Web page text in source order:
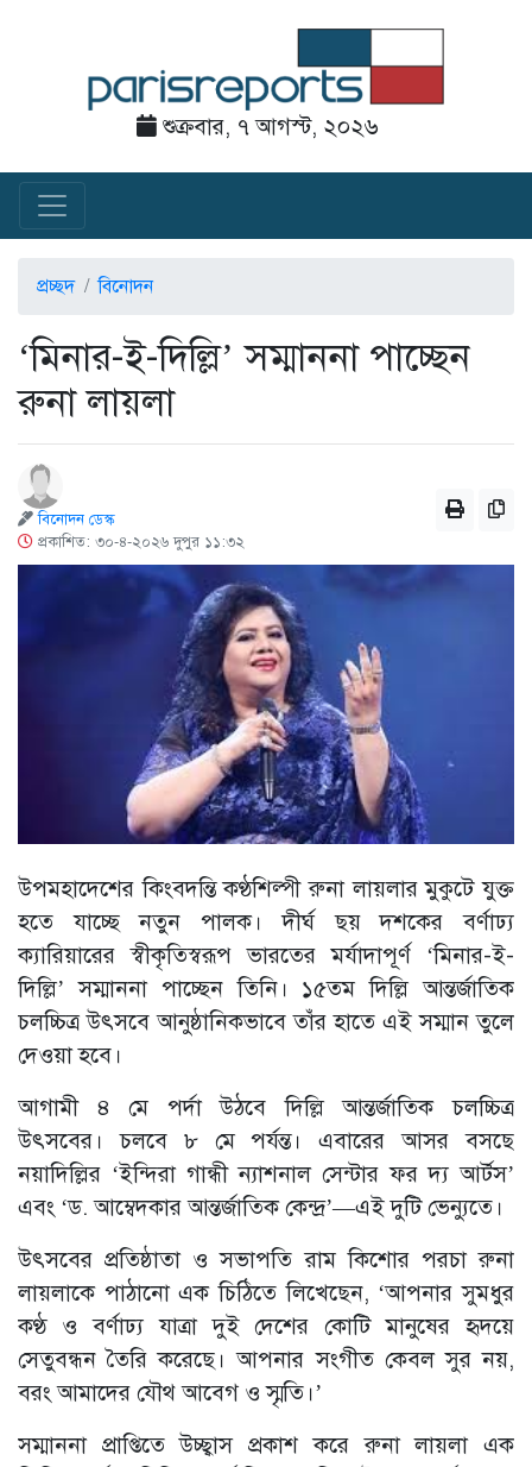
শুক্রবার, ৭ আগস্ট, ২০২৬
প্রচ্ছদ বিনোদন
‘মিনার-ই-দিল্লি’ সম্মাননা পাচ্ছেন
রুনা লায়লা
বিনোদন ডেস্ক
প্রকাশিত: ৩০-৪-২০২৬ দুপুর ১১:৩২
উপমহাদেশের কিংবদন্তি কণ্ঠশিল্পী রুনা লায়লার মুকুটে যুক্ত
হতে যাচ্ছে নতুন পালক। দীর্ঘ ছয় দশকের বর্ণাঢ্য
ক্যারিয়ারের স্বীকৃতিস্বরূপ ভারতের মর্যাদাপূর্ণ ‘মিনার-ই-
দিল্লি’ সম্মাননা পাচ্ছেন তিনি। ১৫তম দিল্লি আন্তর্জাতিক
চলচ্চিত্র উৎসবে আনুষ্ঠানিকভাবে তাঁর হাতে এই সম্মান তুলে
দেওয়া হবে।
আগামী ৪ মে পর্দা উঠবে দিল্লি আন্তর্জাতিক চলচ্চিত্র
উৎসবের। চলবে ৮ মে পর্যন্ত। এবারের আসর বসছে
নয়াদিল্লির ‘ইন্দিরা গান্ধী ন্যাশনাল সেন্টার ফর দ্য আর্টস’
এবং ‘ড. আম্বেদকার আন্তর্জাতিক কেন্দ্র’—এই দুটি ভেন্যুতে।
উৎসবের প্রতিষ্ঠাতা ও সভাপতি রাম কিশোর পরচা রুনা
লায়লাকে পাঠানো এক চিঠিতে লিখেছেন, ‘আপনার সুমধুর
কণ্ঠ ও বর্ণাঢ্য যাত্রা দুই দেশের কোটি মানুষের হৃদয়ে
সেতুবন্ধন তৈরি করেছে। আপনার সংগীত কেবল সুর নয়,
বরং আমাদের যৌথ আবেগ ও স্মৃতি।’
সম্মাননা প্রাপ্তিতে উচ্ছ্বাস প্রকাশ করে রুনা লায়লা এক